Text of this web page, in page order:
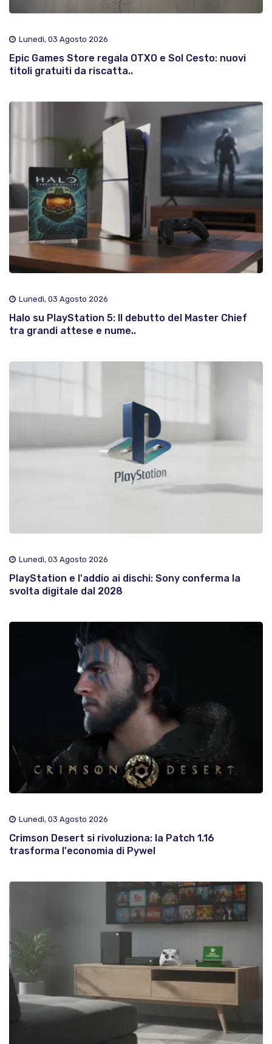
Lunedì, 03 Agosto 2026
Epic Games Store regala OTXO e Sol Cesto: nuovi
titoli gratuiti da riscatta..
Lunedì, 03 Agosto 2026
Halo su PlayStation 5: Il debutto del Master Chief
tra grandi attese e nume..
Lunedì, 03 Agosto 2026
PlayStation e l'addio ai dischi: Sony conferma la
svolta digitale dal 2028
Lunedì, 03 Agosto 2026
Crimson Desert si rivoluziona: la Patch 1.16
trasforma l'economia di Pywel